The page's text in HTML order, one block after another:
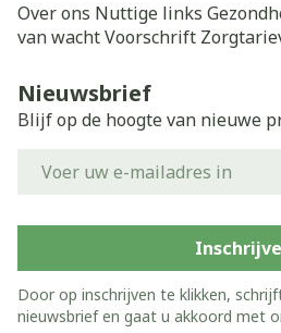
Over ons Nuttige links
van wachtVoorschrift
Nieuwsbrief
Blijf op de hoogte van nieuwe
Door op inschrijven te klikken,
nieuwsbrief en gaat u akkoord met